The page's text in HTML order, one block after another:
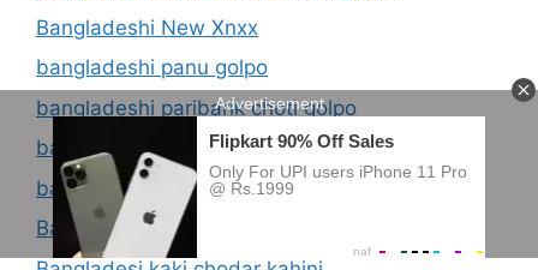
Bangladeshi New Xnxx
bangladeshi panu golpo
bangladeshi paribarik choti golpo
bangladeshi vabi ke choda
bangladesi choti golpo
Bangladesi Choti Kahini Com